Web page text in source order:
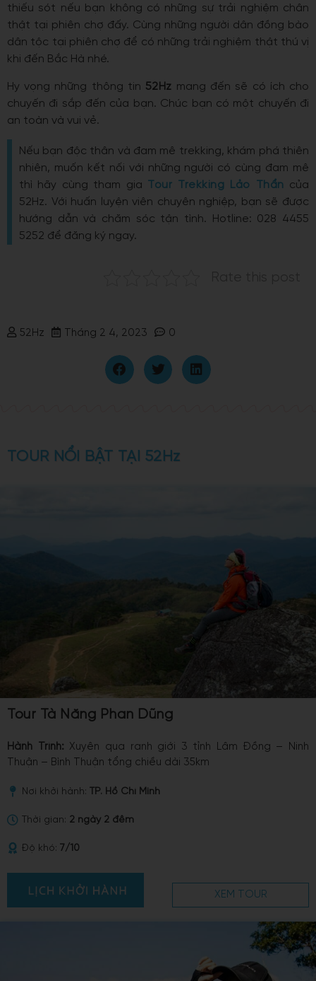
thiếu sót nếu bạn không có những sự trải nghiệm chân
thật tại phiên chợ đấy. Cùng những người dân đồng bào
dân tộc tại phiên chợ để có những trải nghiệm thật thú vị
khi đến Bắc Hà nhé.
Hy vọng những thông tin 52Hz mang đến sẽ có ích cho
chuyến đi sắp đến của bạn. Chúc bạn có một chuyến đi
an toàn và vui vẻ.
Nếu bạn độc thân và đam mê trekking, khám phá thiên
nhiên, muốn kết nối với những người có cùng đam mê
thì hãy cùng tham gia Tour Trekking Lảo Thẩn của
52Hz. Với huấn luyện viên chuyên nghiệp, bạn sẽ được
hướng dẫn và chăm sóc tận tình. Hotline: 028 4455
5252 để đăng ký ngay.
52Hz Tháng 2 4, 2023 0
TOUR NỔI BẬT TẠI 52Hz
Tour Tà Năng Phan Dũng
Hành Trình: Xuyên qua ranh giới 3 tỉnh Lâm Đồng – Ninh
Thuận – Bình Thuận tổng chiều dài 35km
Nơi khởi hành: TP. Hồ Chí Minh
Thời gian: 2 ngày 2 đêm
Độ khó: 7/10
XEM TOUR